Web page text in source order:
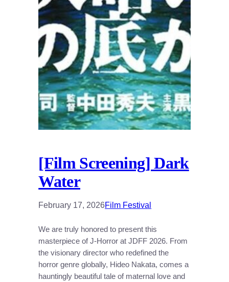
[Film Screening] Dark
Water
February 17, 2026Film Festival
We are truly honored to present this
masterpiece of J-Horror at JDFF 2026. From
the visionary director who redefined the
horror genre globally, Hideo Nakata, comes a
hauntingly beautiful tale of maternal love and